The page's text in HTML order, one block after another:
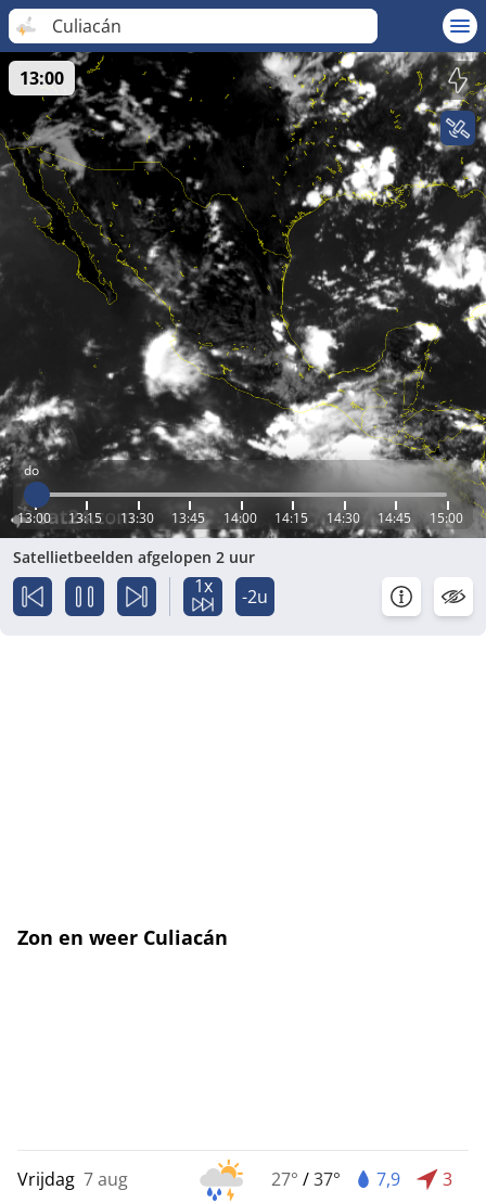
Culiacán
do
13:00 13:15 13:30 13:45 14:00 14:15 14:30 14:45 15:00
13:00
Satellietbeelden afgelopen 2 uur
1x -2u
Zon en weer Culiacán
Vrijdag 7 aug 27° /37° 7,9 3